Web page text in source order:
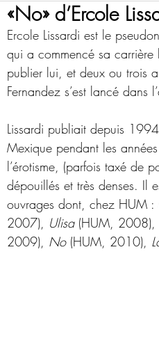
«No» d’Ercole
Ercole Lissardi est le
qui a commencé sa carrière
publier lui, et deux ou trois
Fernandez s’est lancé
Lissardi publiait depuis
Mexique pendant les
l’érotisme, (parfois taxé de
dépouillés et très denses. Il
ouvrages dont, chez HUM :
2007), Ulisa (HUM, 2008),
2009), No (HUM, 2010),